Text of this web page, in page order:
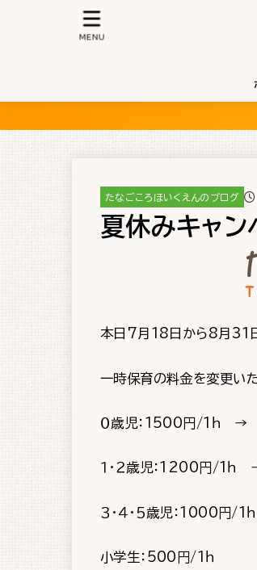
MENU
たなごころほいくえんのブログ
夏休みキャン
本日7月18日から8月31日
一時保育の料金を変更い
０歳児：1500円/1ｈ
１・２歳児：1200円/1
３・４・５歳児：1000
小学生：500円/1ｈ